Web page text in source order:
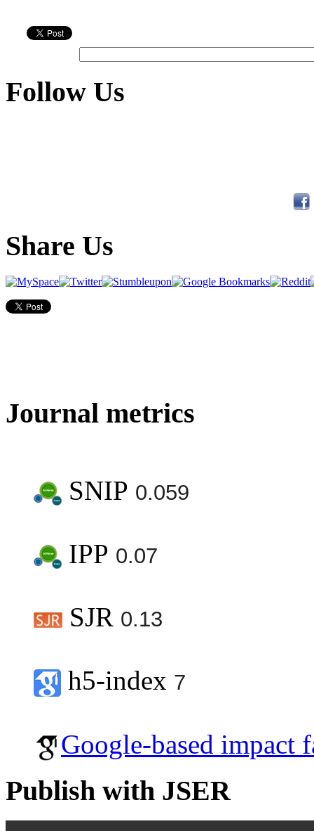
Follow Us
Share Us
Journal metrics
SNIP 0.059
IPP 0.07
SJR 0.13
h5-index 7
Google-based impact
Publish with JSER